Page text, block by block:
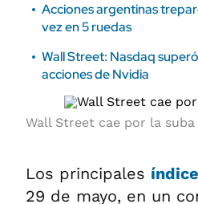
Acciones argentinas
vez en 5 ruedas
Wall Street: Nasdaq
acciones de Nvidia
Wall Street cae por la
Los principales
29 de mayo, en un